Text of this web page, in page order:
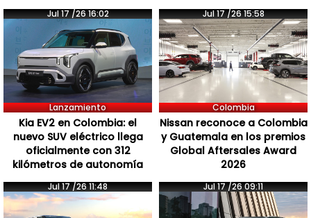
Jul 17 /26 16:02
Lanzamiento
Kia EV2 en Colombia: el
nuevo SUV eléctrico llega
oficialmente con 312
kilómetros de autonomía
Jul 17 /26 15:58
Colombia
Nissan reconoce a Colombia
y Guatemala en los premios
Global Aftersales Award
2026
Jul 17 /26 11:48 Jul 17 /26 09:11